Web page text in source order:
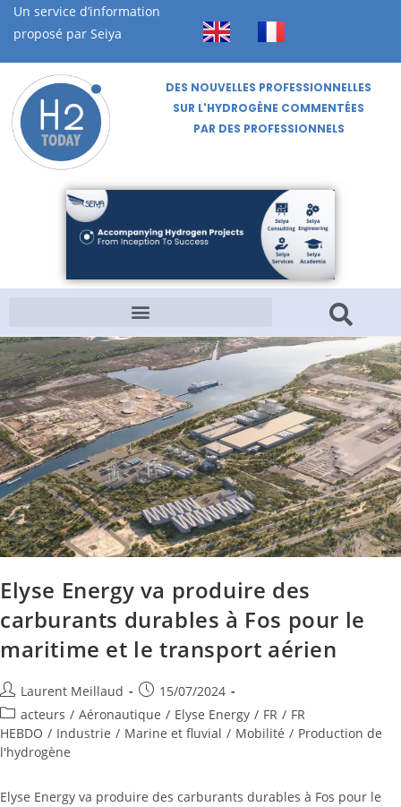
Un service d’information
proposé par Seiya
DES NOUVELLES PROFESSIONNELLES
SUR L'HYDROGÈNE COMMENTÉES
PAR DES PROFESSIONNELS
Elyse Energy va produire des
carburants durables à Fos pour le
maritime et le transport aérien
Laurent Meillaud
15/07/2024
acteurs / Aéronautique / Elyse Energy / FR / FR
HEBDO / Industrie / Marine et fluvial / Mobilité / Production de
l'hydrogène
Elyse Energy va produire des carburants durables à Fos pour le